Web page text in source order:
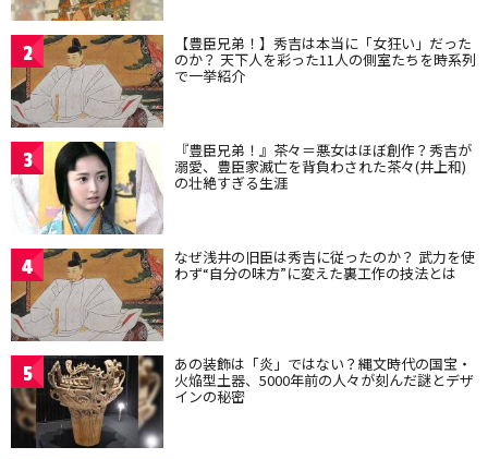
2 【豊臣兄弟！】秀吉は本当に「女狂い」だった
のか？ 天下人を彩った11人の側室たちを時系列
で一挙紹介
3 『豊臣兄弟！』茶々＝悪女はほぼ創作？秀吉が
溺愛、豊臣家滅亡を背負わされた茶々(井上和)
の壮絶すぎる生涯
4 なぜ浅井の旧臣は秀吉に従ったのか？ 武力を使
わず“自分の味方”に変えた裏工作の技法とは
5 あの装飾は「炎」ではない？縄文時代の国宝・
火焔型土器、5000年前の人々が刻んだ謎とデザ
インの秘密